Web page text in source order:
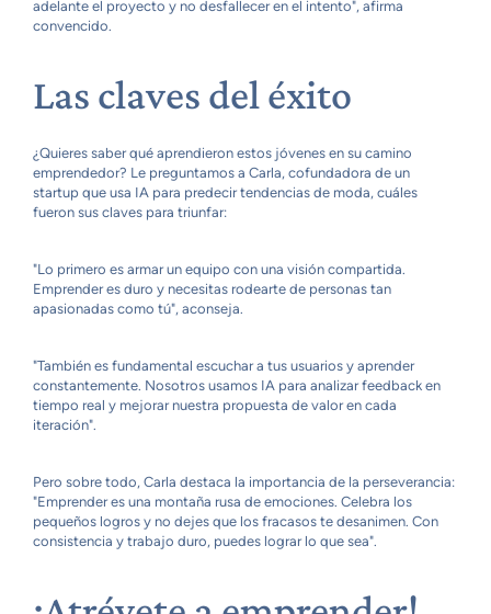
adelante el proyecto y no desfallecer en el intento", afirma
convencido.
Las claves del éxito
¿Quieres saber qué aprendieron estos jóvenes en su camino
emprendedor? Le preguntamos a Carla, cofundadora de un
startup que usa IA para predecir tendencias de moda, cuáles
fueron sus claves para triunfar:
"Lo primero es armar un equipo con una visión compartida.
Emprender es duro y necesitas rodearte de personas tan
apasionadas como tú", aconseja.
"También es fundamental escuchar a tus usuarios y aprender
constantemente. Nosotros usamos IA para analizar feedback en
tiempo real y mejorar nuestra propuesta de valor en cada
iteración".
Pero sobre todo, Carla destaca la importancia de la perseverancia:
"Emprender es una montaña rusa de emociones. Celebra los
pequeños logros y no dejes que los fracasos te desanimen. Con
consistencia y trabajo duro, puedes lograr lo que sea".